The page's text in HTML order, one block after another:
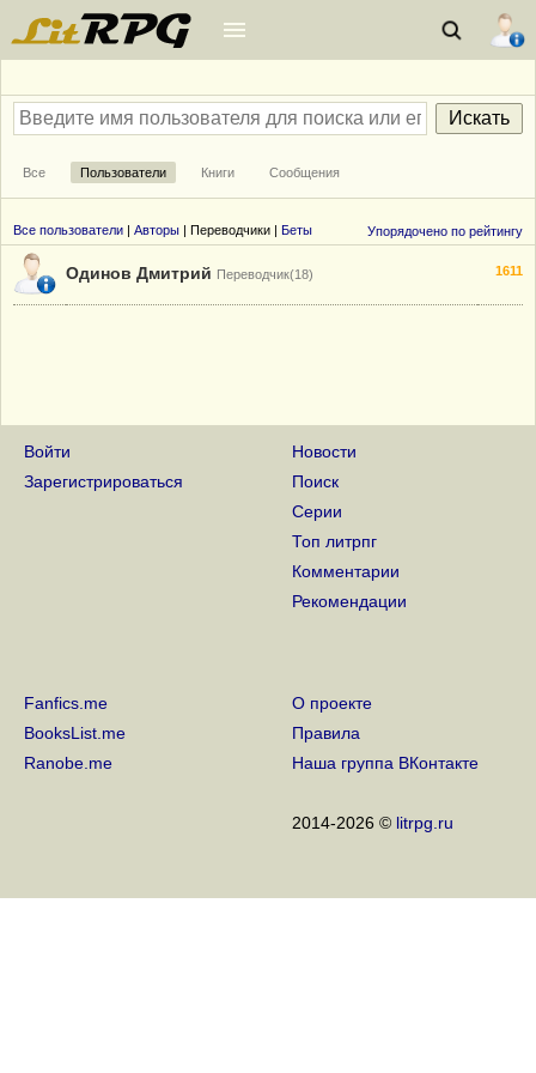
Все Пользователи Книги Сообщения
Все пользователи | Авторы | Переводчики | Беты Упорядочено по рейтингу
Одинов Дмитрий Переводчик(18) 1611
Войти
Зарегистрироваться
Новости
Поиск
Серии
Топ литрпг
Комментарии
Рекомендации
Fanfics.me
BooksList.me
Ranobe.me
О проекте
Правила
Наша группа ВКонтакте
2014-2026 © litrpg.ru